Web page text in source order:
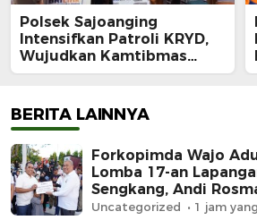
Polsek Sajoanging
Intensifkan Patroli KRYD,
Wujudkan Kamtibmas
yang Aman dan Kondusif
BERITA LAINNYA
Forkopimda Wajo
Lomba 17-an
Sengkang, Andi
Krupuk
Uncategorized 1 jam